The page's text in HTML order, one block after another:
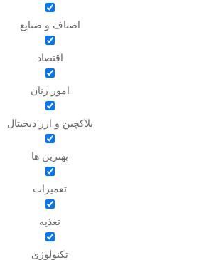
اصناف و صنایع
اقتصاد
امور زنان
بلاکچین و ارز دیجیتال
بهترین ها
تعمیرات
تغذیه
تکنولوژی